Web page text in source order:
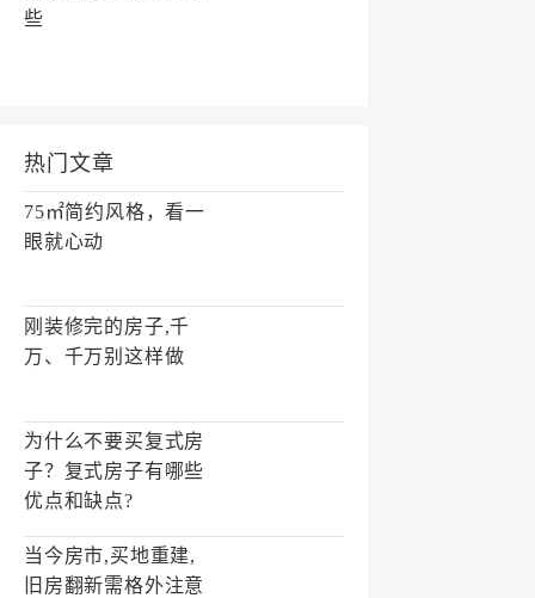
些
热门文章
75㎡简约风格，看一
眼就心动
刚装修完的房子,千
万、千万别这样做
为什么不要买复式房
子？复式房子有哪些
优点和缺点?
当今房市,买地重建,
旧房翻新需格外注意